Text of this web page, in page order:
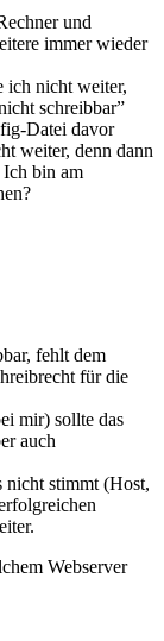
und
immer wieder
ich nicht weiter,
schreibbar”
Datei davor
weiter, denn dann
bin am
fehlt dem
für die
mir) sollte das
auch
stimmt (Host,
Webserver